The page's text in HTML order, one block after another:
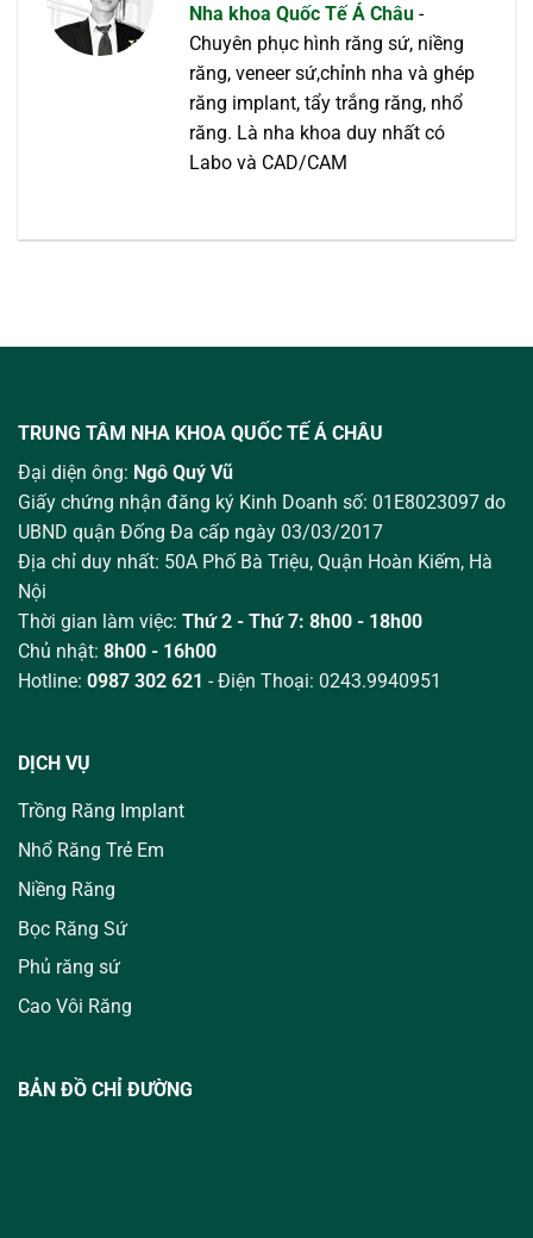
Nha khoa Quốc Tế Á Châu -
Chuyên phục hình răng sứ, niềng
răng, veneer sứ,chỉnh nha và ghép
răng implant, tẩy trắng răng, nhổ
răng. Là nha khoa duy nhất có
Labo và CAD/CAM
TRUNG TÂM NHA KHOA QUỐC TẾ Á CHÂU
Đại diện ông: Ngô Quý Vũ
Giấy chứng nhận đăng ký Kinh Doanh số: 01E8023097 do
UBND quận Đống Đa cấp ngày 03/03/2017
Địa chỉ duy nhất: 50A Phố Bà Triệu, Quận Hoàn Kiếm, Hà
Nội
Thời gian làm việc: Thứ 2 - Thứ 7: 8h00 - 18h00
Chủ nhật: 8h00 - 16h00
Hotline: 0987 302 621 - Điện Thoại: 0243.9940951
DỊCH VỤ
Trồng Răng Implant
Nhổ Răng Trẻ Em
Niềng Răng
Bọc Răng Sứ
Phủ răng sứ
Cao Vôi Răng
BẢN ĐỒ CHỈ ĐƯỜNG